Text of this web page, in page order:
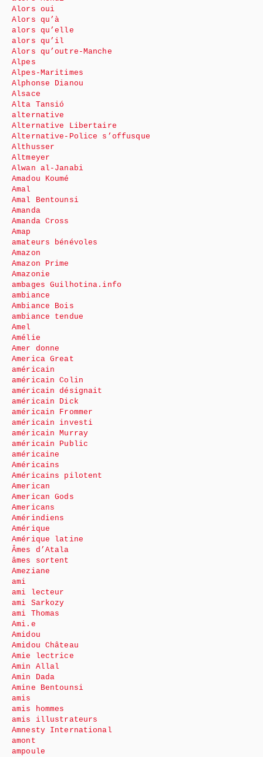
Alors oui
Alors qu’à
alors qu’elle
alors qu’il
Alors qu’outre-Manche
Alpes
Alpes-Maritimes
Alphonse Dianou
Alsace
Alta Tansió
alternative
Alternative Libertaire
Alternative-Police s’offusque
Althusser
Altmeyer
Alwan al-Janabi
Amadou Koumé
Amal
Amal Bentounsi
Amanda
Amanda Cross
Amap
amateurs bénévoles
Amazon
Amazon Prime
Amazonie
ambages Guilhotina.info
ambiance
Ambiance Bois
ambiance tendue
Amel
Amélie
Amer donne
America Great
américain
américain Colin
américain désignait
américain Dick
américain Frommer
américain investi
américain Murray
américain Public
américaine
Américains
Américains pilotent
American
American Gods
Americans
Amérindiens
Amérique
Amérique latine
Âmes d’Atala
âmes sortent
Ameziane
ami
ami lecteur
ami Sarkozy
ami Thomas
Ami.e
Amidou
Amidou Château
Amie lectrice
Amin Allal
Amin Dada
Amine Bentounsi
amis
amis hommes
amis illustrateurs
Amnesty International
amont
ampoule